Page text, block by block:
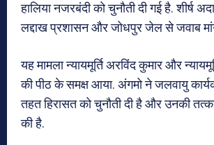
हालिया नजरबंदी को चुनौती दी गई है. शीर्ष
लद्दाख प्रशासन और जोधपुर जेल से जवाब
यह मामला न्यायमूर्ति अरविंद कुमार और
की पीठ के समक्ष आया. अंगमो ने जलवायु
तहत हिरासत को चुनौती दी है और उनकी
की है.